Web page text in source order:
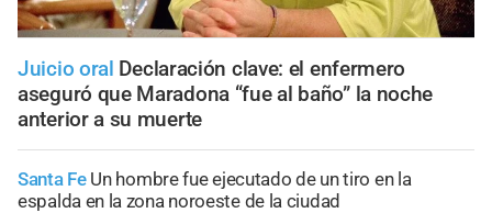
Juicio oral Declaración clave: el enfermero
aseguró que Maradona “fue al baño” la noche
anterior a su muerte
Santa Fe Un hombre fue ejecutado de un tiro en la
espalda en la zona noroeste de la ciudad